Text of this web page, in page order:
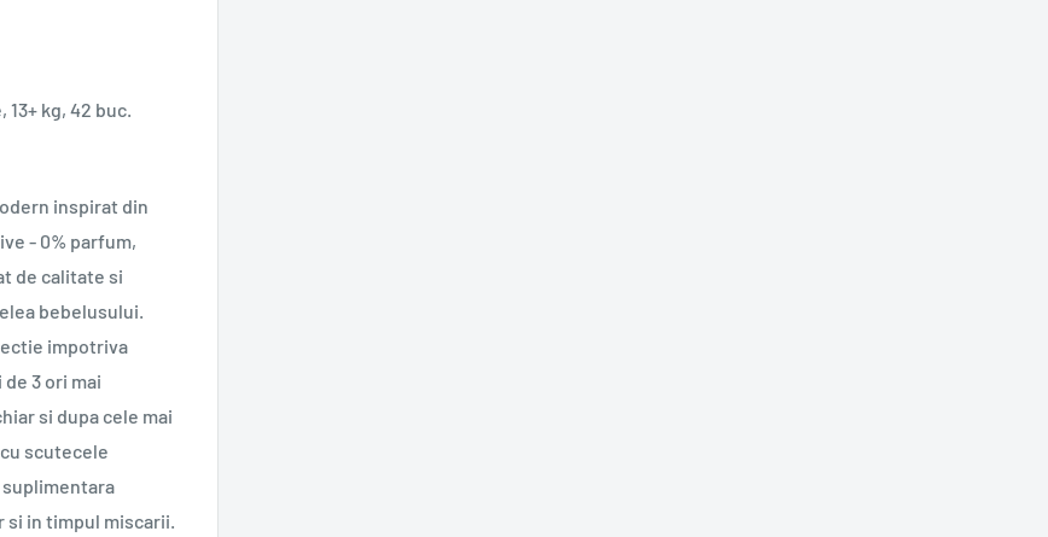
kg, 42 buc.
inspirat din
- 0% parfum,
de calitate si
bebelusului.
impotriva
3 ori mai
si dupa cele mai
scutecele
si in timpul miscarii.